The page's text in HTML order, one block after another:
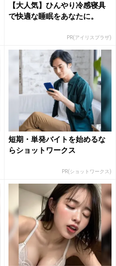
【大人気】ひんやり冷感寝具
で快適な睡眠をあなたに。
PR(アイリスプラザ)
短期・単発バイトを始めるな
らショットワークス
PR(ショットワークス)